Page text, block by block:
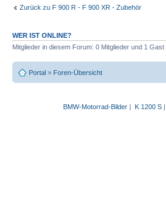
Zurück zu F 900 R - F 900 XR - Zubehör
WER IST ONLINE?
Mitglieder in diesem Forum: 0 Mitglieder und 1 Gast
Portal » Foren-Übersicht
BMW-Motorrad-Bilder| K 1200 S|